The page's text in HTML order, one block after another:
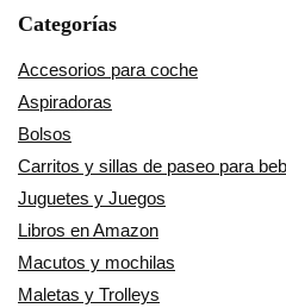
Categorías
Accesorios para coche
Aspiradoras
Bolsos
Carritos y sillas de paseo para
Juguetes y Juegos
Libros en Amazon
Macutos y mochilas
Maletas y Trolleys